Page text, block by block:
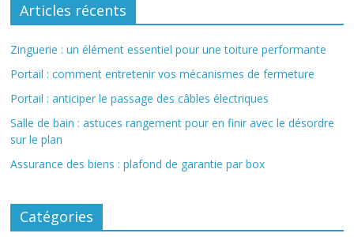
Articles récents
Zinguerie : un élément essentiel pour une toiture performante
Portail : comment entretenir vos mécanismes de fermeture
Portail : anticiper le passage des câbles électriques
Salle de bain : astuces rangement pour en finir avec le désordre
sur le plan
Assurance des biens : plafond de garantie par box
Catégories